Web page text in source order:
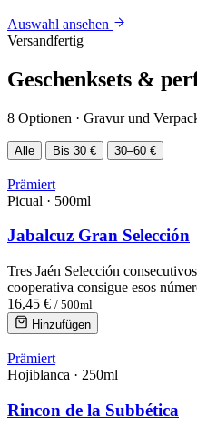
Auswahl ansehen
Versandfertig
Geschenksets &
8 Optionen · Gravur und
Alle Bis 30 € 30–60 €
Prämiert
Picual · 500ml
Jabalcuz Gran Selección
Tres Jaén Selección
cooperativa consigue esos
16,45 € / 500ml
Hinzufügen
Prämiert
Hojiblanca · 250ml
Rincon de la Subbética